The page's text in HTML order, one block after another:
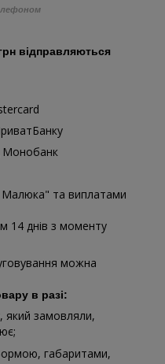
відправляються
Монобанк
та виплатами
14 днів з моменту
можна
в разі:
який замовляли,
габаритами,